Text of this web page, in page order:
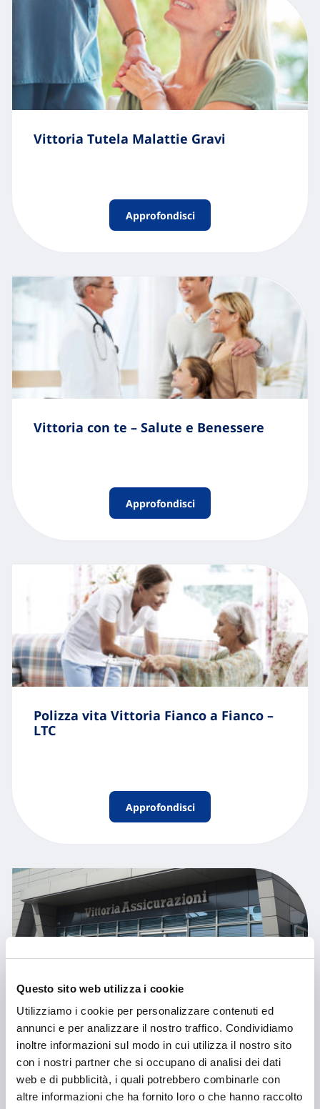
Questo sito web utilizza i cookie
Utilizziamo i cookie per personalizzare contenuti ed
annunci e per analizzare il nostro traffico. Condividiamo
inoltre informazioni sul modo in cui utilizza il nostro sito
con i nostri partner che si occupano di analisi dei dati
web e di pubblicità, i quali potrebbero combinarle con
altre informazioni che ha fornito loro o che hanno raccolto
Vittoria Tutela Malattie Gravi
Approfondisci
Vittoria con te – Salute e Benessere
Approfondisci
Polizza vita Vittoria Fianco a Fianco –
LTC
Approfondisci
Vittoria +LungaProtezione
Approfondisci